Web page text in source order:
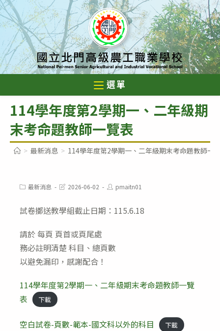
跳
轉
主
要
內
選單
114學年度第2學期一、二年級期
末考命題教師一覽表
> 最新消息 > 114學年度第2學期一、二年級期末考命題教師一
Post最新消息
Post2026-06-02
Post
author:
pmaitn01
試卷擲送教學組截止日期：115.6.18
請於 每頁 頁首或頁尾處
務必註明清楚 科目、總頁數
以避免漏印，感謝配合！
114學年度第2學期一、二年級期末考命題教師一覽
表
下載
空白試卷-頁數-範本-國文科以外的科目 下載